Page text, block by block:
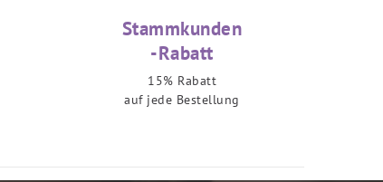
Stammkunden
-Rabatt
15% Rabatt
auf jede Bestellung